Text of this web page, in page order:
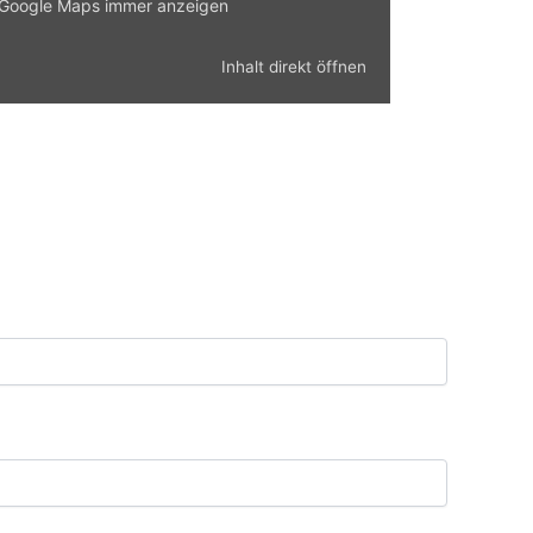
Maps immer anzeigen
Inhalt direkt öffnen